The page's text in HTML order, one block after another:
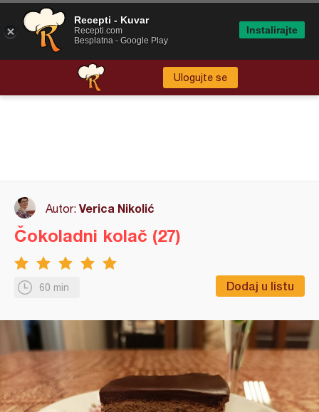
Ulogujte se
Autor: Verica Nikolić
60 min Dodaj u listu
Čokoladni kolač (27)
Recepti - Kuvar
Recepti.com
Besplatna - Google Play
Instalirajte